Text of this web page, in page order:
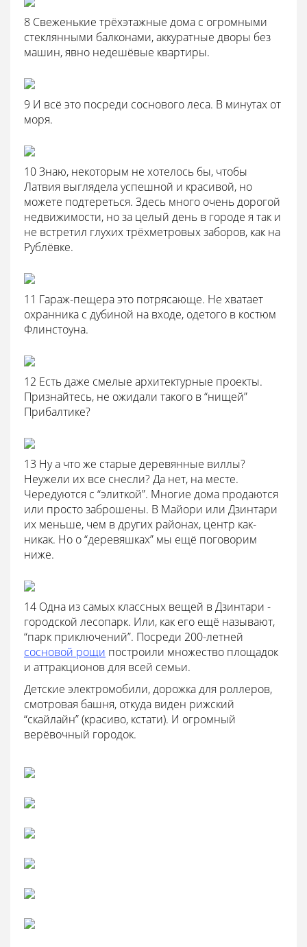
8 Свеженькие трёхэтажные дома с огромными
стеклянными балконами, аккуратные дворы без
машин, явно недешёвые квартиры.
9 И всё это посреди соснового леса. В минутах от
моря.
10 Знаю, некоторым не хотелось бы, чтобы
Латвия выглядела успешной и красивой, но
можете подтереться. Здесь много очень дорогой
недвижимости, но за целый день в городе я так и
не встретил глухих трёхметровых заборов, как на
Рублёвке.
11 Гараж-пещера это потрясающе. Не хватает
охранника с дубиной на входе, одетого в костюм
Флинстоуна.
12 Есть даже смелые архитектурные проекты.
Признайтесь, не ожидали такого в “нищей”
Прибалтике?
13 Ну а что же старые деревянные виллы?
Неужели их все снесли? Да нет, на месте.
Чередуются с “элиткой”. Многие дома продаются
или просто заброшены. В Майори или Дзинтари
их меньше, чем в других районах, центр как-
никак. Но о “деревяшках” мы ещё поговорим
ниже.
14 Одна из самых классных вещей в Дзинтари -
городской лесопарк. Или, как его ещё называют,
“парк приключений”. Посреди 200-летней
сосновой рощи построили множество площадок
и аттракционов для всей семьи.
Детские электромобили, дорожка для роллеров,
смотровая башня, откуда виден рижский
“скайлайн” (красиво, кстати). И огромный
верёвочный городок.